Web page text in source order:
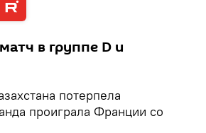
в группе D и
потерпела
проиграла Франции со